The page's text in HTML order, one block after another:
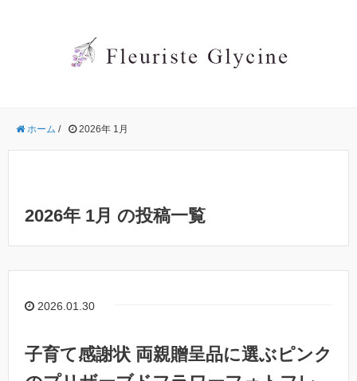
ホーム / 2026年 1月
2026年 1月 の投稿一覧
2026.01.30
子育て感謝状 両親贈呈品に選ぶピンク